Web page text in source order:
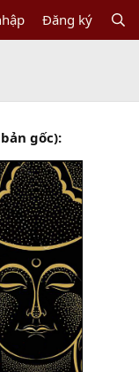
Đăng ký
gốc):